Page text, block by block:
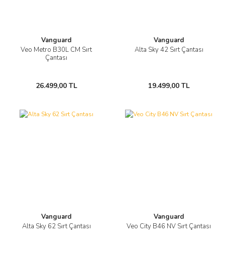
Vanguard
Veo Metro B30L CM Sırt
Çantası
26.499,00 TL
Vanguard
Alta Sky 42 Sırt Çantası
19.499,00 TL
Vanguard
Alta Sky 62 Sırt Çantası
Vanguard
Veo City B46 NV Sırt Çantası